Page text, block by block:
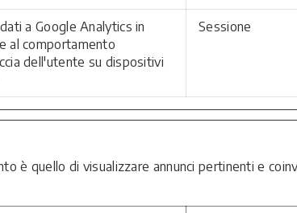
a Google Analytics in
al comportamento
dell'utente su dispositivi
Sessione
è quello di visualizzare annunci pertinenti e